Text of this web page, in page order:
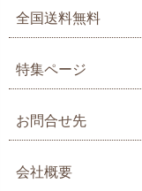
全国送料無料
特集ページ
お問合せ先
会社概要